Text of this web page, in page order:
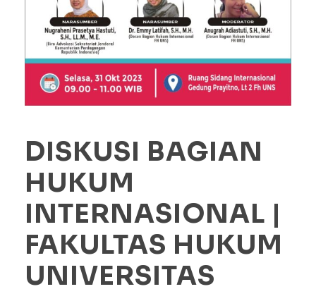
DISKUSI BAGIAN
HUKUM
INTERNASIONAL |
FAKULTAS HUKUM
UNIVERSITAS